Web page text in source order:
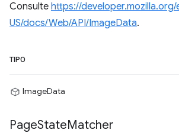
Consulte https://developer.mozilla.org/
US/docs/Web/API/ImageData.
TIPO
ImageData
PageStateMatcher